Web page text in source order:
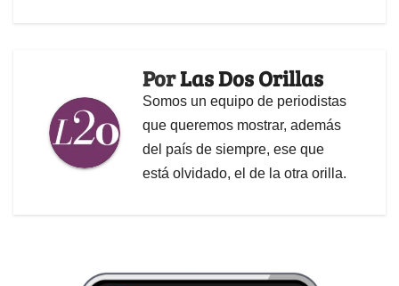
PorLas Dos Orillas
Somos un equipo de periodistas
que queremos mostrar, además
del país de siempre, ese que
está olvidado, el de la otra orilla.